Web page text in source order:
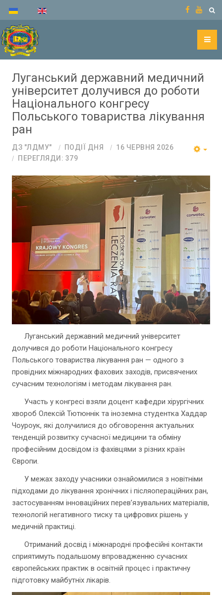
Луганський державний медичний
університет долучився до роботи
Національного конгресу
Польського товариства лікування
ран
ДЗ "ЛДМУ" ПОДІЇ ДНЯ
16 ЧЕРВНЯ 2026
ПЕРЕГЛЯДИ: 379
Луганський державний медичний університет
долучився до роботи Національного конгресу
Польського товариства лікування ран — одного з
провідних міжнародних фахових заходів, присвячених
сучасним технологіям і методам лікування ран.
Участь у конгресі взяли доцент кафедри хірургічних
хвороб Олексій Тютюннік та іноземна студентка Хаддар
Чоуроук, які долучилися до обговорення актуальних
тенденцій розвитку сучасної медицини та обміну
професійним досвідом із фахівцями з різних країн
Європи.
У межах заходу учасники ознайомилися з новітніми
підходами до лікування хронічних і післяопераційних ран,
застосуванням інноваційних перев’язувальних матеріалів,
технологій негативного тиску та цифрових рішень у
медичній практиці.
Отриманий досвід і міжнародні професійні контакти
сприятимуть подальшому впровадженню сучасних
європейських практик в освітній процес і практичну
підготовку майбутніх лікарів.